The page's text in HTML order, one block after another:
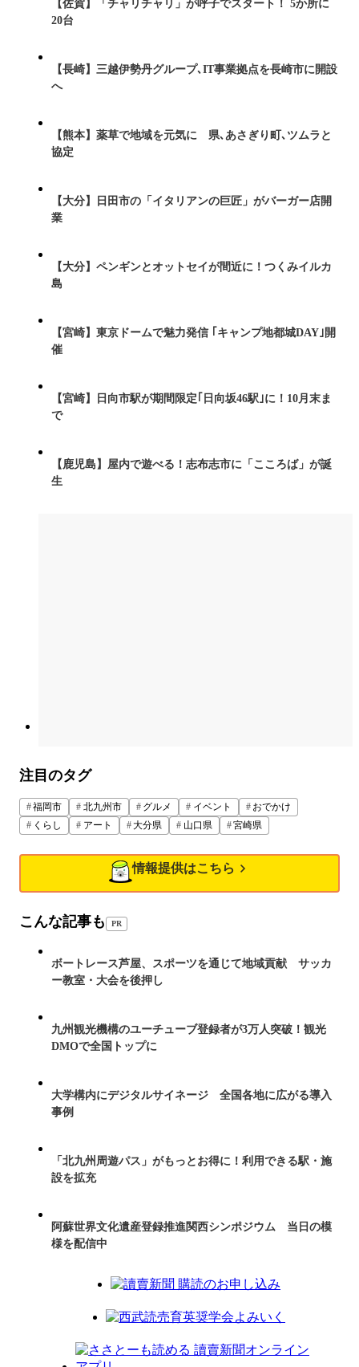
【佐賀】「チャリチャリ」が呼子でスタート！ 5か所に
20台
【長崎】三越伊勢丹グループ､IT事業拠点を長崎市に開設
へ
【熊本】薬草で地域を元気に 県､あさぎり町､ツムラと
協定
【大分】日田市の「イタリアンの巨匠」がバーガー店開
業
【大分】ペンギンとオットセイが間近に！つくみイルカ
島
【宮崎】東京ドームで魅力発信 ｢キャンプ地都城DAY｣開
催
【宮崎】日向市駅が期間限定｢日向坂46駅｣に！10月末ま
で
【鹿児島】屋内で遊べる！志布志市に「こころば」が誕
生
注目のタグ
福岡市 北九州市 グルメ イベント
おでかけ
くらし
アート 大分県 山口県 宮崎県
情報提供はこちら
こんな記事も PR
ボートレース芦屋、スポーツを通じて地域貢献 サッカ
ー教室・大会を後押し
九州観光機構のユーチューブ登録者が3万人突破！観光
DMOで全国トップに
大学構内にデジタルサイネージ 全国各地に広がる導入
事例
「北九州周遊パス」がもっとお得に！利用できる駅・施
設を拡充
阿蘇世界文化遺産登録推進関西シンポジウム 当日の模
様を配信中